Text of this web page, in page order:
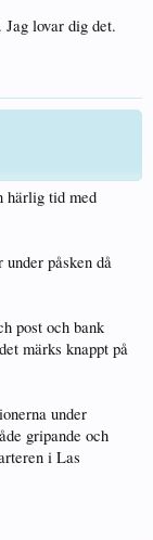
lovar dig det.
härlig tid med
påsken då
post och bank
märks knappt på
under
gripande och
i Las